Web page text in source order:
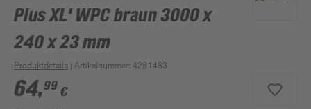
Plus XL' WPC braun 3000 x
240 x 23 mm
Produktdetails | Artikelnummer:4281483
64,99 €